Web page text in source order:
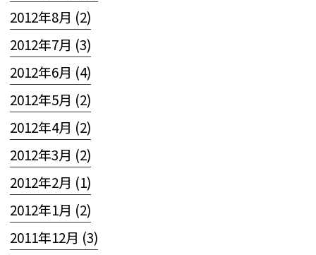
2012年8月 (2)
2012年7月 (3)
2012年6月 (4)
2012年5月 (2)
2012年4月 (2)
2012年3月 (2)
2012年2月 (1)
2012年1月 (2)
2011年12月 (3)